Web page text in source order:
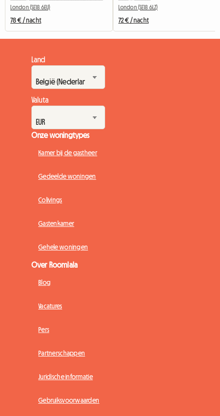
London (SE18 6EU)
78 € / nacht
London (SE18 6LZ)
72 € / nacht
Land
Valuta
Onze woningtypes
Kamer bij de gastheer
Gedeelde woningen
Colivings
Gastenkamer
Gehele woningen
Over Roomlala
Blog
Vacatures
Pers
Partnerschappen
Juridische informatie
Gebruiksvoorwaarden